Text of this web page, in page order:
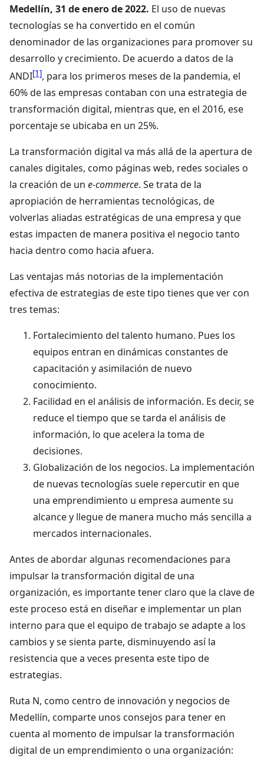
Medellín, 31 de enero de 2022. El uso de nuevas
tecnologías se ha convertido en el común
denominador de las organizaciones para promover su
desarrollo y crecimiento. De acuerdo a datos de la
ANDI[1], para los primeros meses de la pandemia, el
60% de las empresas contaban con una estrategia de
transformación digital, mientras que, en el 2016, ese
porcentaje se ubicaba en un 25%.
La transformación digital va más allá de la apertura de
canales digitales, como páginas web, redes sociales o
la creación de un e-commerce. Se trata de la
apropiación de herramientas tecnológicas, de
volverlas aliadas estratégicas de una empresa y que
estas impacten de manera positiva el negocio tanto
hacia dentro como hacia afuera.
Las ventajas más notorias de la implementación
efectiva de estrategias de este tipo tienes que ver con
tres temas:
Fortalecimiento del talento humano. Pues los
equipos entran en dinámicas constantes de
capacitación y asimilación de nuevo
conocimiento.
Facilidad en el análisis de información. Es decir, se
reduce el tiempo que se tarda el análisis de
información, lo que acelera la toma de
decisiones.
Globalización de los negocios. La implementación
de nuevas tecnologías suele repercutir en que
una emprendimiento u empresa aumente su
alcance y llegue de manera mucho más sencilla a
mercados internacionales.
Antes de abordar algunas recomendaciones para
impulsar la transformación digital de una
organización, es importante tener claro que la clave de
este proceso está en diseñar e implementar un plan
interno para que el equipo de trabajo se adapte a los
cambios y se sienta parte, disminuyendo así la
resistencia que a veces presenta este tipo de
estrategias.
Ruta N, como centro de innovación y negocios de
Medellín, comparte unos consejos para tener en
cuenta al momento de impulsar la transformación
digital de un emprendimiento o una organización: